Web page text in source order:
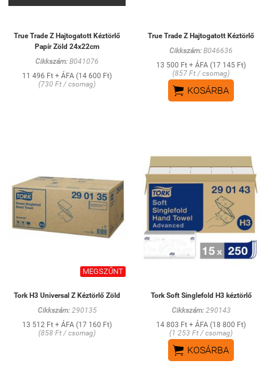
True Trade Z Hajtogatott Kéztörlő
Papír Zöld 24x22cm
Cikkszám: B041076
11 496 Ft + ÁFA (14 600 Ft)
(730 Ft / csomag)
True Trade Z Hajtogatott Kéztörlő
Cikkszám: B046636
13 500 Ft + ÁFA (17 145 Ft)
(857 Ft / csomag)
 KOSÁRBA
MEGSZŰNT
Tork H3 Universal Z Kéztörlő Zöld
Cikkszám:290135
13 512 Ft + ÁFA (17 160 Ft)
(858 Ft / csomag)
Tork Soft Singlefold H3 kéztörlő
Cikkszám:290143
14 803 Ft + ÁFA (18 800 Ft)
(1 253 Ft / csomag)
 KOSÁRBA